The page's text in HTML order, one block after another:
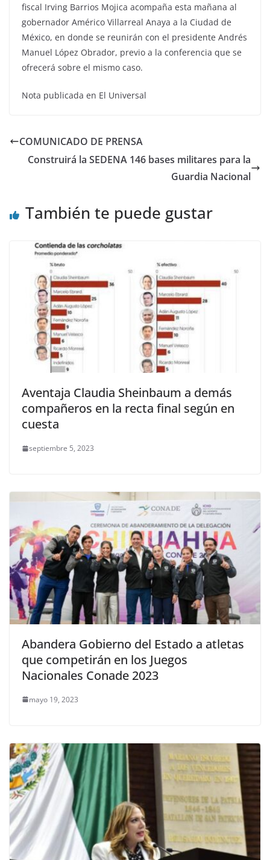
fiscal Irving Barrios Mojica acompaña esta mañana al
gobernador Américo Villarreal Anaya a la Ciudad de
México, en donde se reunirán con el presidente Andrés
Manuel López Obrador, previo a la conferencia que se
ofrecerá sobre el mismo caso.
Nota publicada en El Universal
COMUNICADO DE PRENSA
Construirá la SEDENA 146 bases militares para la
Guardia Nacional
También te puede gustar
Aventaja Claudia Sheinbaum a demás
compañeros en la recta final según en
cuesta
septiembre 5, 2023
Abandera Gobierno del Estado a atletas
que competirán en los Juegos
Nacionales Conade 2023
mayo 19, 2023